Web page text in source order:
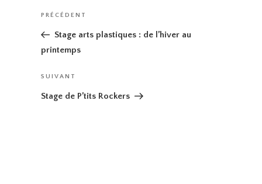
Navigation
de
l’article
Article
précédent
PRÉCÉDENT
Stage arts plastiques : de l’hiver au
printemps
Article
suivant
SUIVANT
Stage de P’tits Rockers